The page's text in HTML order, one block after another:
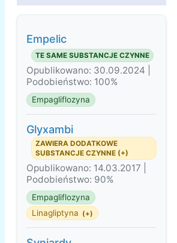
Empelic
TE SAME SUBSTANCJE CZYNNE
Opublikowano: 30.09.2024 |
Podobieństwo: 100%
Empagliflozyna
Glyxambi
ZAWIERA DODATKOWE
SUBSTANCJE CZYNNE (+)
Opublikowano: 14.03.2017 |
Podobieństwo: 90%
Empagliflozyna
Linagliptyna (+)